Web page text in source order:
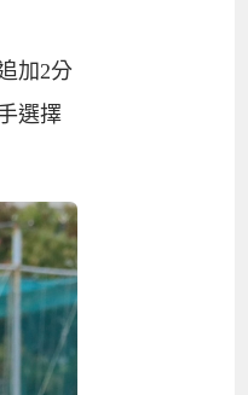
加2分
選擇